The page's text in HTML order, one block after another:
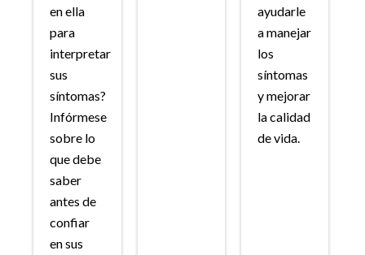
en ella
para
interpretar
sus
síntomas?
Infórmese
sobre lo
que debe
saber
antes de
confiar
en sus
ayudarle
a manejar
los
síntomas
y mejorar
la calidad
de vida.